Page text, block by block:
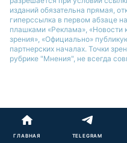
изданий обязательна прямая,
гиперссылка в первом абзаце
плашками «Реклама», «Новости
зрения», «Официально»
партнерских началах. Точки
рубрике "Мнения", не всегда
ГЛАВНАЯ TELEGRAM